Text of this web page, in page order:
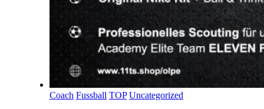
Coach Fussball TOP Uncategorized